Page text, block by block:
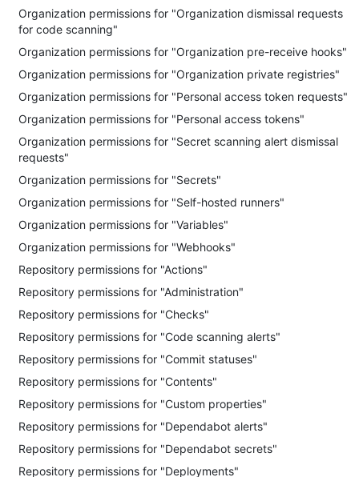
Organization permissions for "Organization dismissal requests
for code scanning"
Organization permissions for "Organization pre-receive hooks"
Organization permissions for "Organization private registries"
Organization permissions for "Personal access token requests"
Organization permissions for "Personal access tokens"
Organization permissions for "Secret scanning alert dismissal
requests"
Organization permissions for "Secrets"
Organization permissions for "Self-hosted runners"
Organization permissions for "Variables"
Organization permissions for "Webhooks"
Repository permissions for "Actions"
Repository permissions for "Administration"
Repository permissions for "Checks"
Repository permissions for "Code scanning alerts"
Repository permissions for "Commit statuses"
Repository permissions for "Contents"
Repository permissions for "Custom properties"
Repository permissions for "Dependabot alerts"
Repository permissions for "Dependabot secrets"
Repository permissions for "Deployments"